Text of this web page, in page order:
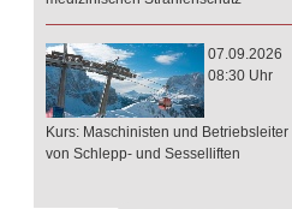
07.09.2026
08:30 Uhr
Kurs: Maschinisten und Betriebsleiter
von Schlepp- und Sesselliften